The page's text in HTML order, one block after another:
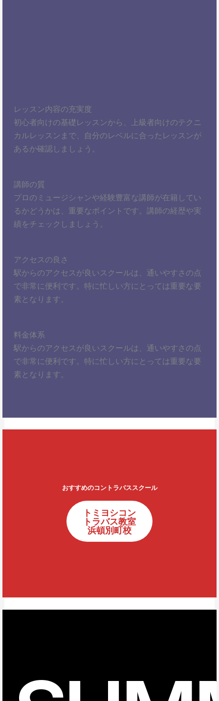
レッスン内容の充実度
初心者向けの基礎レッスンから、上級者向けのテクニ
カルレッスンまで、自分のレベルに合ったレッスンが
あるか確認しましょう。
講師の質
プロのミュージシャンや経験豊富な講師が在籍してい
るかどうかは、重要なポイントです。講師の経歴や実
績をチェックしましょう。
アクセスの良さ
駅からのアクセスが良いスクールは、通いやすさの点
で非常に便利です。特に忙しい方にとっては重要な要
素となります。
料金体系
駅からのアクセスが良いスクールは、通いやすさの点
で非常に便利です。特に忙しい方にとっては重要な要
素となります。
おすすめのコントラバススクール
トミヨシコン
トラバス教室
浜頓別町校